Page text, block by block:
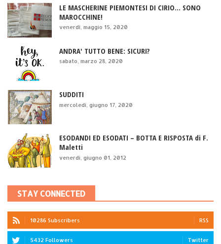
LE MASCHERINE PIEMONTESI DI CIRIO... SONO
MAROCCHINE!
venerdì, maggio 15, 2020
ANDRA' TUTTO BENE: SICURI?
sabato, marzo 28, 2020
SUDDITI
mercoledì, giugno 17, 2020
ESODANDI ED ESODATI – BOTTA E RISPOSTA di F.
Maletti
venerdì, giugno 01, 2012
STAY CONNECTED
10286 Subscribers RSS
5432 Followers Twitter